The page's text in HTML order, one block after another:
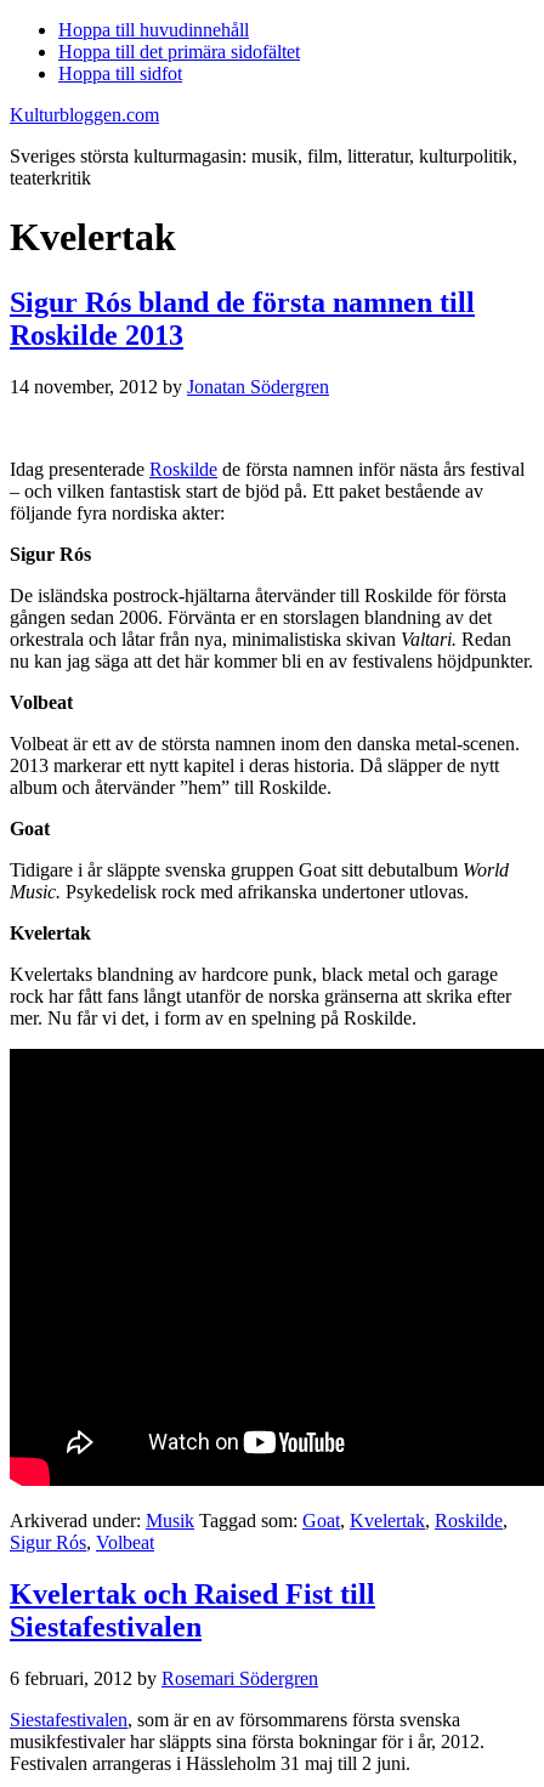
Hoppa till huvudinnehåll
Hoppa till det primära sidofältet
Hoppa till sidfot
Kulturbloggen.com
Sveriges största kulturmagasin: musik, film, litteratur, kulturpolitik,
teaterkritik
Kvelertak
Sigur Rós bland de första namnen till
Roskilde 2013
14 november, 2012 by Jonatan Södergren
Idag presenterade Roskilde de första namnen inför nästa års festival
– och vilken fantastisk start de bjöd på. Ett paket bestående av
följande fyra nordiska akter:
Sigur Rós
De isländska postrock-hjältarna återvänder till Roskilde för första
gången sedan 2006. Förvänta er en storslagen blandning av det
orkestrala och låtar från nya, minimalistiska skivan Valtari. Redan
nu kan jag säga att det här kommer bli en av festivalens höjdpunkter.
Volbeat
Volbeat är ett av de största namnen inom den danska metal-scenen.
2013 markerar ett nytt kapitel i deras historia. Då släpper de nytt
album och återvänder ”hem” till Roskilde.
Goat
Tidigare i år släppte svenska gruppen Goat sitt debutalbum World
Music. Psykedelisk rock med afrikanska undertoner utlovas.
Kvelertak
Kvelertaks blandning av hardcore punk, black metal och garage
rock har fått fans långt utanför de norska gränserna att skrika efter
mer. Nu får vi det, i form av en spelning på Roskilde.
Arkiverad under: Musik Taggad som: Goat, Kvelertak, Roskilde,
Sigur Rós, Volbeat
Kvelertak och Raised Fist till
Siestafestivalen
6 februari, 2012 by Rosemari Södergren
Siestafestivalen, som är en av försommarens första svenska
musikfestivaler har släppts sina första bokningar för i år, 2012.
Festivalen arrangeras i Hässleholm 31 maj till 2 juni.